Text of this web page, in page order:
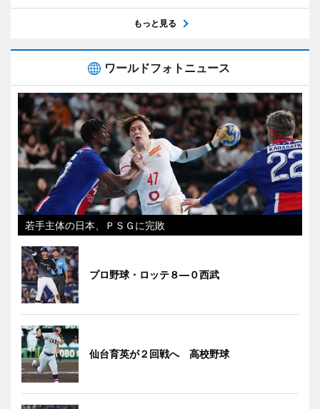
もっと見る
ワールドフォトニュース
若手主体の日本、ＰＳＧに完敗
プロ野球・ロッテ８―０西武
仙台育英が２回戦へ 高校野球